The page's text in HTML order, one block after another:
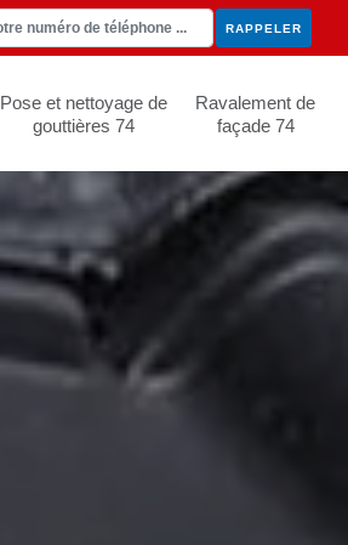
Pose et nettoyage de
gouttières 74
Ravalement de
façade 74